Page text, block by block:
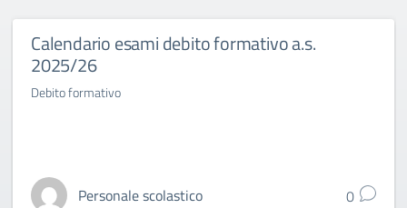
Calendario esami debito formativo a.s.
2025/26
Debito formativo
Personale scolastico 0